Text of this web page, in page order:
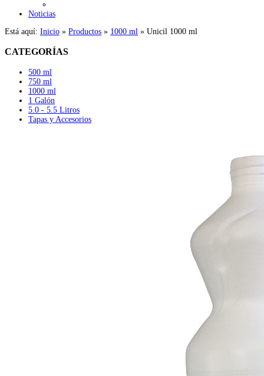
Noticias
Está aquí: Inicio » Productos » 1000 ml » Unicil 1000 ml
CATEGORÍAS
500 ml
750 ml
1000 ml
1 Galón
5.0 - 5.5 Litros
Tapas y Accesorios